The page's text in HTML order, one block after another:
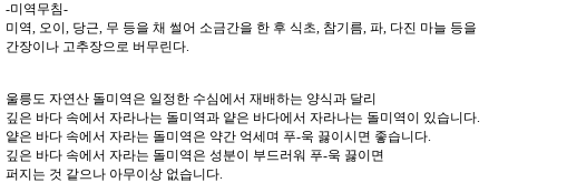
-미역무침-
미역, 오이, 당근, 무 등을 채 썰어 소금간을 한 후 식초, 참기름, 파, 다진 마늘 등을
간장이나 고추장으로 버무린다.
울릉도 자연산 돌미역은 일정한 수심에서 재배하는 양식과 달리
깊은 바다 속에서 자라나는 돌미역과 얕은 바다에서 자라나는 돌미역이 있습니다.
얕은 바다 속에서 자라는 돌미역은 약간 억세며 푸-욱 끓이시면 좋습니다.
깊은 바다 속에서 자라는 돌미역은 성분이 부드러워 푸-욱 끓이면
퍼지는 것 같으나 아무이상 없습니다.